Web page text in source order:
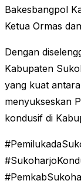
Bakesbangpol
Ketua Ormas
Dengan
Kabupaten
yang kuat
menyukseskan
kondusif di